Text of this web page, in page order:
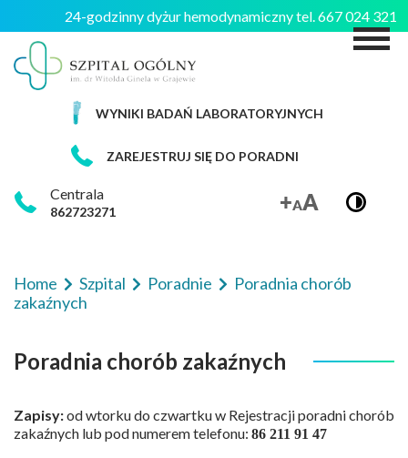
24-godzinny dyżur hemodynamiczny tel. 667 024 321
WYNIKI BADAŃ LABORATORYJNYCH
ZAREJESTRUJ SIĘ DO PORADNI
Centrala
862723271
Home Szpital Poradnie
Poradnia chorób
zakaźnych
Poradnia chorób zakaźnych
Zapisy:od wtorku do czwartku w Rejestracji poradni chorób
zakaźnych lub pod numerem telefonu: 86 211 91 47